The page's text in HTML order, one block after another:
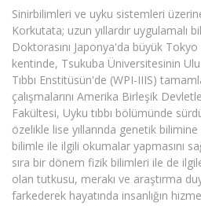
Sinirbilimleri ve uyku sistemleri
Korkutata; uzun yıllardır uygulamalı
Doktorasını Japonya'da büyük
kentinde, Tsukuba Üniversitesinin
Tıbbı Enstitüsün'de (WPI-IIIS)
çalışmalarını Amerika Birleşik
Fakültesi, Uyku tıbbı bölümünde
özelikle lise yıllarında genetik
bilimle ile ilgili okumalar yapmasını
sıra bir dönem fizik bilimleri ile de
olan tutkusu, merakı ve araştırma
farkederek hayatında insanlığın